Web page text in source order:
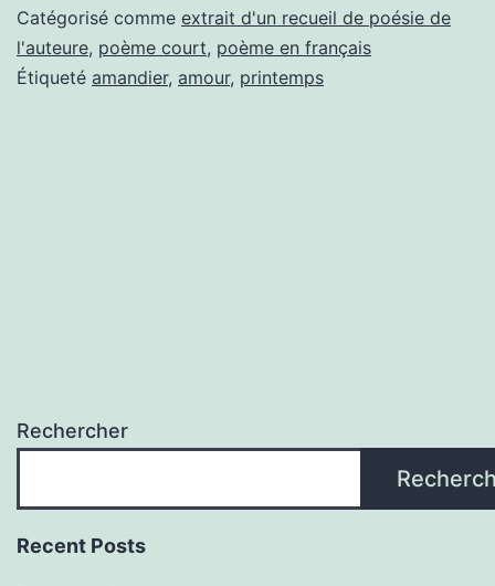
Catégorisé comme extrait d'un recueil de poésie de
l'auteure, poème court, poème en français
Étiqueté amandier, amour, printemps
Rechercher
Recent Posts